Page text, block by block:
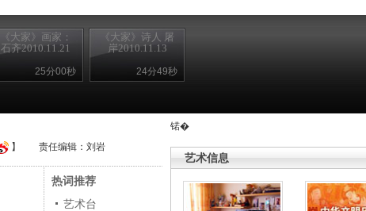
《大家》画家：
石齐2010.11.21
25分00秒
《大家》诗人 屠
岸2010.11.13
24分49秒
锘�
艺术信息
】 责任编辑：刘岩
热词推荐
艺术台